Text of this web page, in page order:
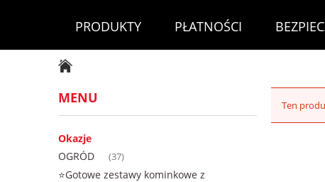
PRODUKTY PŁATNOŚCI
MENU
Okazje
OGRÓD
(37)
⭐Gotowe zestawy kominkowe z
Ten